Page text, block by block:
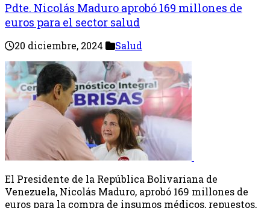
Pdte. Nicolás Maduro aprobó 169 millones de
euros para el sector salud
20 diciembre, 2024 Salud
El Presidente de la República Bolivariana de
Venezuela, Nicolás Maduro, aprobó 169 millones de
euros para la compra de insumos médicos, repuestos,